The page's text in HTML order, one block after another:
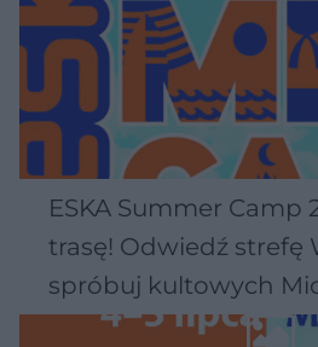
ESKA Summer Camp
trasę! Odwiedź strefę
spróbuj kultowych
Wawelu